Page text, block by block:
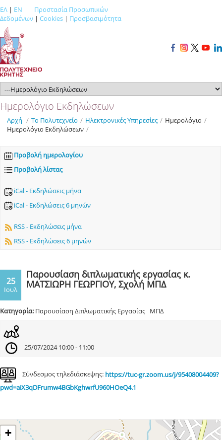
ΕΛ | EN
Προστασία Προσωπικών
Δεδομένων | Cookies | Προσβασιμότητα
Ημερολόγιο Εκδηλώσεων
Αρχή / Το Πολυτεχνείο / Ηλεκτρονικές Υπηρεσίες / Ημερολόγιο /
Ημερολόγιο Εκδηλώσεων /
Προβολή ημερολογίου
Προβολή λίστας
iCal - Εκδηλώσεις μήνα
iCal - Εκδηλώσεις 6 μηνών
RSS - Εκδηλώσεις μήνα
RSS - Εκδηλώσεις 6 μηνών
25
Ιουλ
Παρουσίαση διπλωματικής εργασίας κ.
ΜΑΤΣΙΩΡΗ ΓΕΩΡΓΙΟΥ, Σχολή ΜΠΔ
Κατηγορία: Παρουσίαση Διπλωματικής Εργασίας ΜΠΔ
25/07/2024 10:00 - 11:00
Σύνδεσμος τηλεδιάσκεψης: https://tuc-gr.zoom.us/j/95408004409?
pwd=aiX3qDFrumw4BGbKghwrfU960HOeQ4.1
+